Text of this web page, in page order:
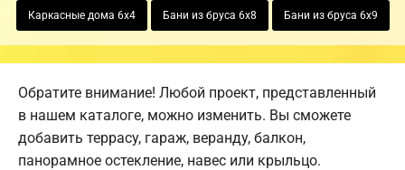
Каркасные дома 6х4 Бани из бруса 6х8 Бани из бруса 6х9
Обратите внимание! Любой проект, представленный
в нашем каталоге, можно изменить. Вы сможете
добавить террасу, гараж, веранду, балкон,
панорамное остекление, навес или крыльцо.